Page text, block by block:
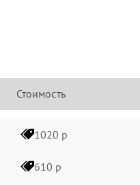
Стоимость
1020 р
610 р